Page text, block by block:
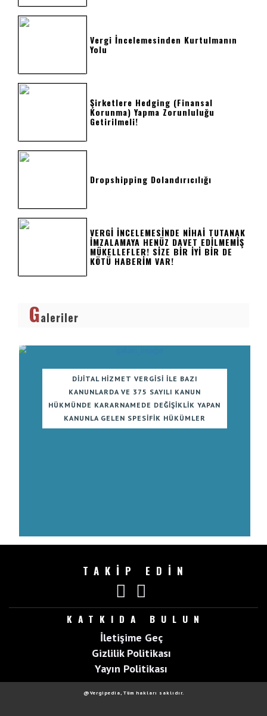
Vergi İncelemesinden Kurtulmanın
Yolu
Şirketlere Hedging (Finansal
Korunma) Yapma Zorunluluğu
Getirilmeli!
Dropshipping Dolandırıcılığı
VERGİ İNCELEMESİNDE NİHAİ TUTANAK
İMZALAMAYA HENÜZ DAVET EDİLMEMİŞ
MÜKELLEFLER! SİZE BİR İYİ BİR DE
KÖTÜ HABERİM VAR!
Galeriler
DIJITAL HIZMET VERGISI ILE BAZI
KANUNLARDA VE 375 SAYILI KANUN
HÜKMÜNDE KARARNAMEDE DEĞIŞIKLIK YAPAN
KANUNLA GELEN SPESIFIK HÜKÜMLER
TAKİP EDİN
KATKIDA BULUN
İletişime Geç
Gizlilik Politikası
Yayın Politikası
@Vergipedia, Tüm hakları saklıdır.